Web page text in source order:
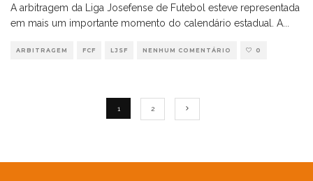
A arbitragem da Liga Josefense de Futebol esteve representada
em mais um importante momento do calendário estadual. A
ARBITRAGEM FCF LJSF NENHUM COMENTÁRIO 0
1 2